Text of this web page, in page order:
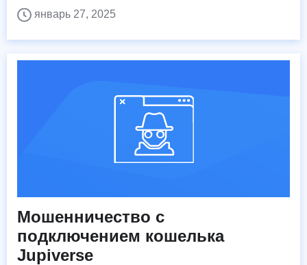
январь 27, 2025
Мошенничество с
подключением кошелька
Jupiverse